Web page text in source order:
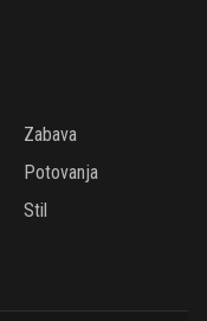
Zabava
Potovanja
Stil